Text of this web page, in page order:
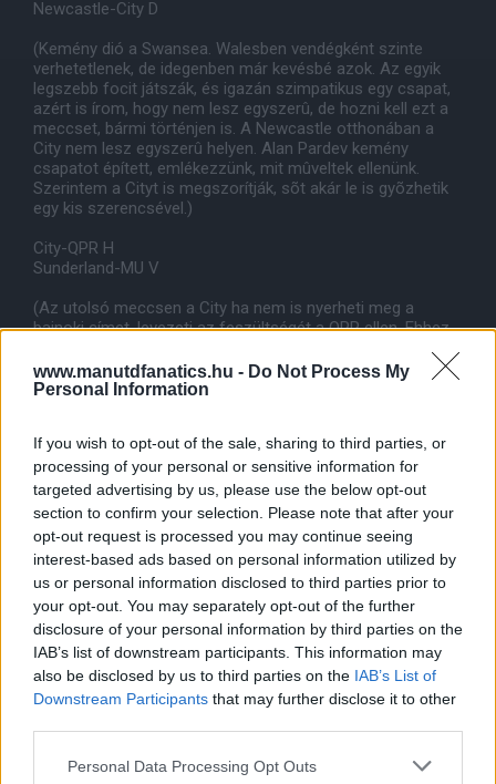
www.manutdfanatics.hu - Do Not Process My
Personal Information
If you wish to opt-out of the sale, sharing to third parties, or
processing of your personal or sensitive information for
targeted advertising by us, please use the below opt-out
section to confirm your selection. Please note that after your
opt-out request is processed you may continue seeing
interest-based ads based on personal information utilized by
us or personal information disclosed to third parties prior to
your opt-out. You may separately opt-out of the further
disclosure of your personal information by third parties on the
IAB’s list of downstream participants. This information may
also be disclosed by us to third parties on the IAB’s List of
Downstream Participants that may further disclose it to other
Please note that this website/app uses one or more Google
Personal Data Processing Opt Outs
Newcastle-City D
(Kemény dió a Swansea. Walesben vendégként szinte
verhetetlenek, de idegenben már kevésbé azok. Az egyik
legszebb focit játszák, és igazán szimpatikus egy csapat,
azért is írom, hogy nem lesz egyszerû, de hozni kell ezt a
meccset, bármi történjen is. A Newcastle otthonában a
City nem lesz egyszerû helyen. Alan Pardev kemény
csapatot épített, emlékezzünk, mit mûveltek ellenünk.
Szerintem a Cityt is megszorítják, sõt akár le is gyõzhetik
egy kis szerencsével.)
City-QPR H
Sunderland-MU V
(Az utolsó meccsen a City ha nem is nyerheti meg a
bajnoki címet, levezeti az feszültségét a QPR ellen. Ehhez
Sunderlandbe, és ha mondjuk lenne egy 5 pontos elõny a
zsebünkben, akkor kipróbálhatnánk egy jó pár fiatalt akár
alapon.)
Íme tehát a szezon hajrája. Ez az az idõszak, amikor nincs
idõ és hely a bukdácsolásra. A 100%-ot kell hozni
minimum. Kiélezett a csata, mert minden egyes bukásnál
vérszemet kaphat a City. De hiszem, hogy sikerülhet, és a
20. bajnoki címet megszerezhetjük.